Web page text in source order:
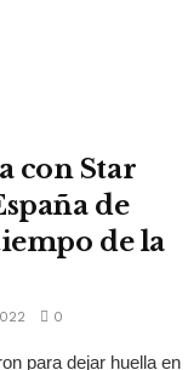
con Star
de
de la
0
para dejar huella en